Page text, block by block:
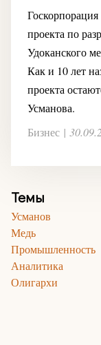
проекта по
Удоканского
Как и 10 лет
проекта
Усманова.
Бизнес |
Темы
Усманов
Медь
Промышленность
Аналитика
Олигархи